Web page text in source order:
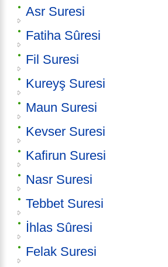
Asr Suresi
Fatiha Sûresi
Fil Suresi
Kureyş Suresi
Maun Suresi
Kevser Suresi
Kafirun Suresi
Nasr Suresi
Tebbet Suresi
İhlas Sûresi
Felak Suresi